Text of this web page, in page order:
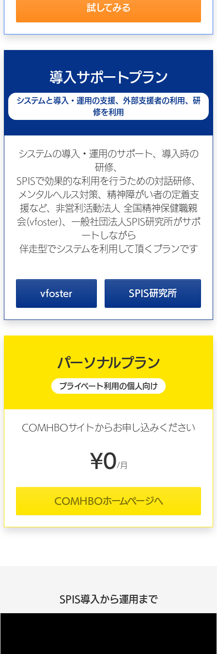
試してみる
導入サポートプラン
システムと導入・運用の支援、外部支援者の利用、研
修を利用
システムの導入・運用のサポート、導入時の
研修、
SPISで効果的な利用を行うための対話研修、
メンタルヘルス対策、精神障がい者の定着支
援など、非営利活動法人 全国精神保健職親
会(vfoster)、一般社団法人SPIS研究所がサポ
ートしながら
伴走型でシステムを利用して頂くプランです
vfoster SPIS研究所
パーソナルプラン
プライベート利用の個人向け
COMHBOサイトからお申し込みください
¥0/月
COMHBOホームページへ
SPIS導入から運用まで